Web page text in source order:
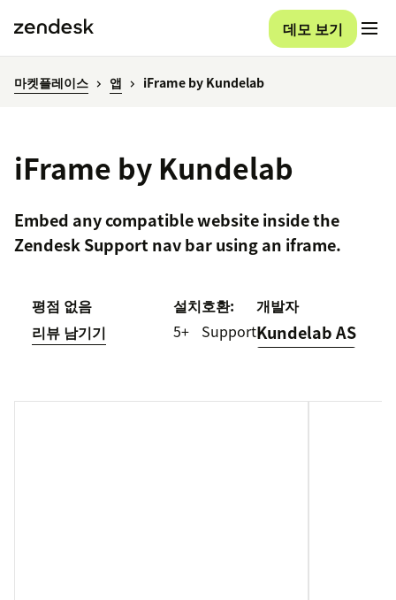
데모 보기
마켓플레이스 앱 iFrame by Kundelab
iFrame by Kundelab
Embed any compatible website inside the
Zendesk Support nav bar using an iframe.
평점 없음
리뷰 남기기
설치
5+
호환:
Support
개발자
Kundelab AS